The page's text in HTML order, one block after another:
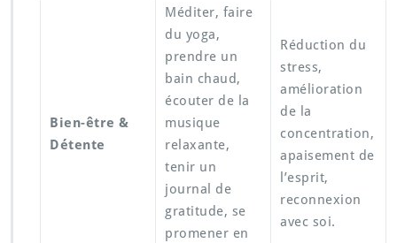
Bien-être &
Détente
Méditer, faire
du yoga,
prendre un
bain chaud,
écouter de la
musique
relaxante,
tenir un
journal de
gratitude, se
promener en
Réduction du
stress,
amélioration
de la
concentration,
apaisement de
l’esprit,
reconnexion
avec soi.